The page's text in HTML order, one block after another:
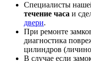
Специалисты
течение часа и
двери.
При ремонте
диагностика
цилиндров
В случае если